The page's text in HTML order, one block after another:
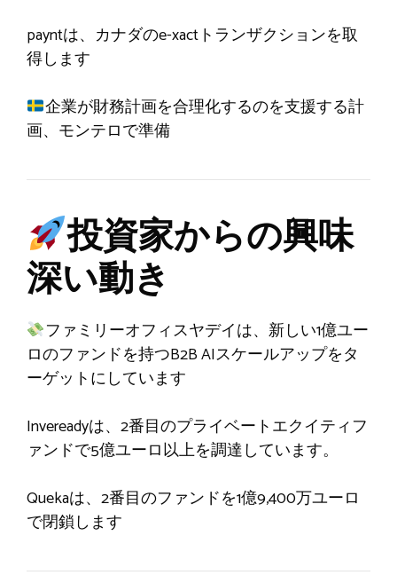
payntは、カナダのe-xactトランザクションを取
得します
企業が財務計画を合理化するのを支援する計
画、モンテロで準備
投資家からの興味
深い動き
ファミリーオフィスヤデイは、新しい1億ユー
ロのファンドを持つB2B AIスケールアップをタ
ーゲットにしています
Invereadyは、2番目のプライベートエクイティフ
ァンドで5億ユーロ以上を調達しています。
Quekaは、2番目のファンドを1億9,400万ユーロ
で閉鎖します